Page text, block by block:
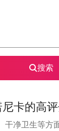
搜索
卡的高
干净卫生等方